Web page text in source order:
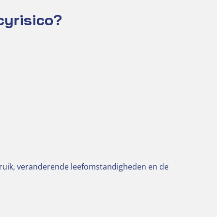
veranderende leefomstandigheden en de